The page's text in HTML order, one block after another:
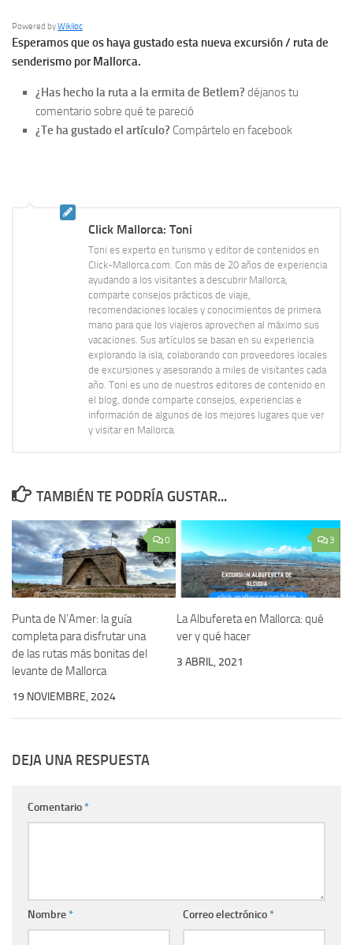
Powered byWikiloc
Esperamos que os haya gustado esta nueva excursión / ruta de
senderismo por Mallorca.
¿Has hecho la ruta a la ermita de Betlem? déjanos tu
comentario sobre qué te pareció
¿Te ha gustado el artículo? Compártelo en facebook
Click Mallorca: Toni
Toni es experto en turismo y editor de contenidos en
Click-Mallorca.com. Con más de 20 años de experiencia
ayudando a los visitantes a descubrir Mallorca,
comparte consejos prácticos de viaje,
recomendaciones locales y conocimientos de primera
mano para que los viajeros aprovechen al máximo sus
vacaciones. Sus artículos se basan en su experiencia
explorando la isla, colaborando con proveedores locales
de excursiones y asesorando a miles de visitantes cada
año. Toni es uno de nuestros editores de contenido en
el blog, donde comparte consejos, experiencias e
información de algunos de los mejores lugares que ver
y visitar en Mallorca.
TAMBIÉN TE PODRÍA GUSTAR...
0
Punta de N’Amer: la guía
completa para disfrutar una
de las rutas más bonitas del
levante de Mallorca
19 NOVIEMBRE, 2024
3
La Albufereta en Mallorca: qué
ver y qué hacer
3 ABRIL, 2021
DEJA UNA RESPUESTA
Comentario*
Nombre* Correo electrónico*